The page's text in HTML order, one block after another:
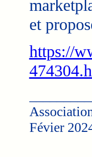
et
https://
Févier